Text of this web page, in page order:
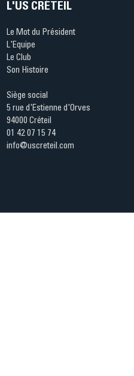
L'US CRÉTEIL
Le Mot du Président
L'Equipe
Le Club
Son Histoire
Siège social
5 rue d'Estienne d'Orves
94000 Créteil
01 42 07 15 74
info@uscreteil.com